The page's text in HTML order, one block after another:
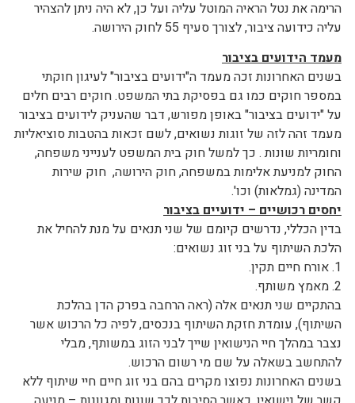
הרימה את נטל הראיה המוטל עליה ועל כן, לא היה ניתן להצהיר
עליה כידועה ציבור, לצורך סעיף 55 לחוק הירושה.
מעמד הידועים בציבור
בשנים האחרונות זכה מעמד ה"ידועים בציבור" לעיגון חוקתי
במספר חוקים כמו גם בפסיקת בתי המשפט. חוקים רבים חלים
על "ידועים בציבור" באופן מפורש, דבר שהעניק לידועים בציבור
מעמד זהה לזה של זוגות נשואים, לשם זכאות בהטבות סוציאליות
וחומריות שונות . כך למשל חוק בית המשפט לענייני משפחה,
החוק למניעת אלימות במשפחה, חוק הירושה, חוק שירות
המדינה (גמלאות) וכו'.
יחסים רכושיים – ידועיים בציבור
בדין הכללי, נדרשים קיומם של שני תנאים על מנת להחיל את
הלכת השיתוף על בני זוג נשואים:
1. אורח חיים תקין.
2. מאמץ משותף.
בהתקיים שני תנאים אלה (ראה הרחבה בפרק הדן בהלכת
השיתוף), עומדת חזקת השיתוף בנכסים, לפיה כל הרכוש אשר
נצבר במהלך חיי הנישואין שייך לבני הזוג במשותף, מבלי
להתחשב בשאלה על שם מי רשום הרכוש.
בשנים האחרונות נפוצו מקרים בהם בני זוג חיים חיי שיתוף ללא